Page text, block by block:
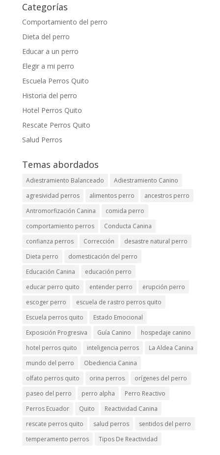
Categorías
Comportamiento del perro
Dieta del perro
Educar a un perro
Elegir a mi perro
Escuela Perros Quito
Historia del perro
Hotel Perros Quito
Rescate Perros Quito
Salud Perros
Temas abordados
Adiestramiento Balanceado
Adiestramiento Canino
agresividad perros
alimentos perro
ancestros perro
Antromorfización Canina
comida perro
comportamiento perros
Conducta Canina
confianza perros
Corrección
desastre natural perro
Dieta perro
domesticación del perro
Educación Canina
educación perro
educar perro quito
entender perro
erupción perro
escoger perro
escuela de rastro perros quito
Escuela perros quito
Estado Emocional
Exposición Progresiva
Guía Canino
hospedaje canino
hotel perros quito
inteligencia perros
La Aldea Canina
mundo del perro
Obediencia Canina
olfato perros quito
orina perros
orígenes del perro
paseo del perro
perro alpha
Perro Reactivo
Perros Ecuador
Quito
Reactividad Canina
rescate perros quito
salud perros
sentidos del perro
temperamento perros
Tipos De Reactividad